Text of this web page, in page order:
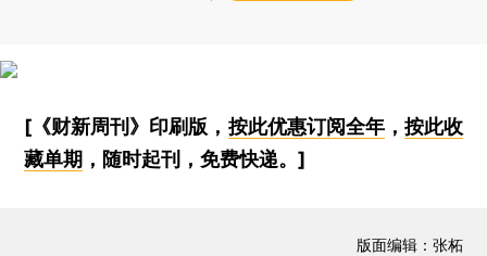
[《财新周刊》印刷版， 按此优惠订阅全年， 按此收
藏单期 ，随时起刊，免费快递。]
版面编辑：张柘